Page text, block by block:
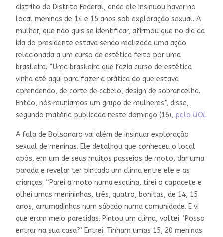
distrito do Distrito Federal, onde ele insinuou haver no
local meninas de 14 e 15 anos sob exploração sexual. A
mulher, que não quis se identificar, afirmou que no dia da
ida do presidente estava sendo realizada uma ação
relacionada a um curso de estética feito por uma
brasileira. “Uma brasileira que fazia curso de estética
vinha até aqui para fazer a prática do que estava
aprendendo, de corte de cabelo, design de sobrancelha.
Então, nós reuníamos um grupo de mulheres”, disse,
segundo matéria publicada neste domingo (16), pelo UOL.
A fala de Bolsonaro vai além de insinuar exploração
sexual de meninas. Ele detalhou que conheceu o local
após, em um de seus muitos passeios de moto, dar uma
parada e revelar ter pintado um clima entre ele e as
crianças. “Parei a moto numa esquina, tirei o capacete e
olhei umas menininhas, três, quatro, bonitas, de 14, 15
anos, arrumadinhas num sábado numa comunidade. E vi
que eram meio parecidas. Pintou um clima, voltei. ‘Posso
entrar na sua casa?’ Entrei. Tinham umas 15, 20 meninas